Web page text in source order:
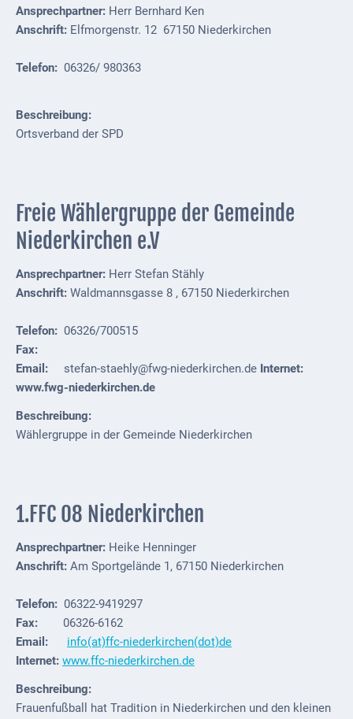
VG
und VHS
Wein &
den
Wein
Weinprinzessin
Wein- &
Destillerien
Gastronomie
und
Caterer
Betriebe &
Dienstleister
Handel &
Dienstleister
Vereine &
Kindergarten
Ansprechpartner: Herr Bernhard Ken
Anschrift: Elfmorgenstr. 12 67150 Niederkirchen
Telefon: 06326/ 980363
Beschreibung:
Ortsverband der SPD
Freie Wählergruppe der Gemeinde
Niederkirchen e.V
Ansprechpartner: Herr Stefan Stähly
Anschrift: Waldmannsgasse 8 , 67150 Niederkirchen
Telefon: 06326/700515
Fax:
Email: stefan-staehly@fwg-niederkirchen.de Internet:
www.fwg-niederkirchen.de
Beschreibung:
Wählergruppe in der Gemeinde Niederkirchen
1.FFC 08 Niederkirchen
Ansprechpartner: Heike Henninger
Anschrift: Am Sportgelände 1, 67150 Niederkirchen
Telefon: 06322-9419297
Fax: 06326-6162
Email:
info(at)ffc-niederkirchen(dot)de
Internet: www.ffc-niederkirchen.de
Beschreibung:
Frauenfußball hat Tradition in Niederkirchen und den kleinen